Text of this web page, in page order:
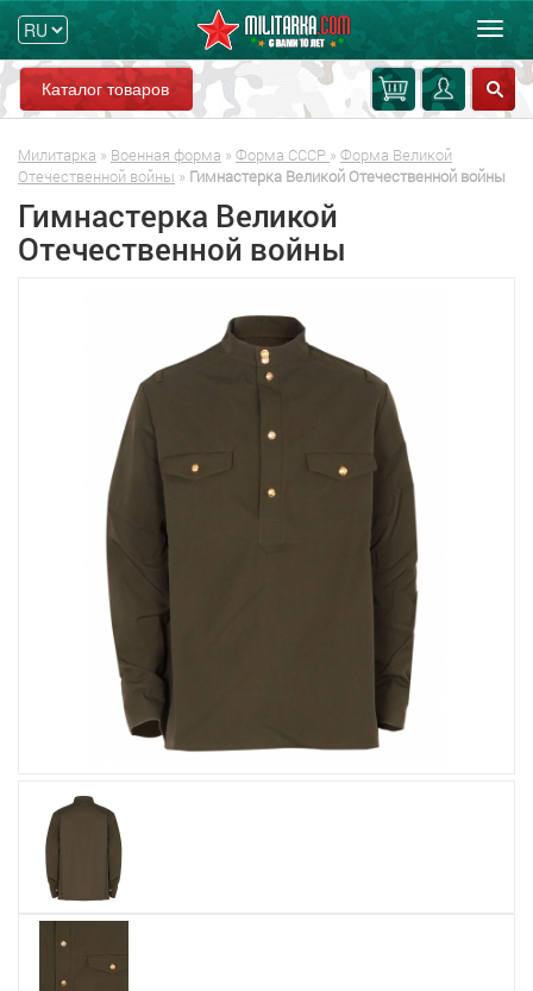
Каталог товаров
Милитарка » Военная форма » Форма СССР » Форма Великой
Отечественной войны » Гимнастерка Великой Отечественной войны
Гимнастерка Великой
Отечественной войны